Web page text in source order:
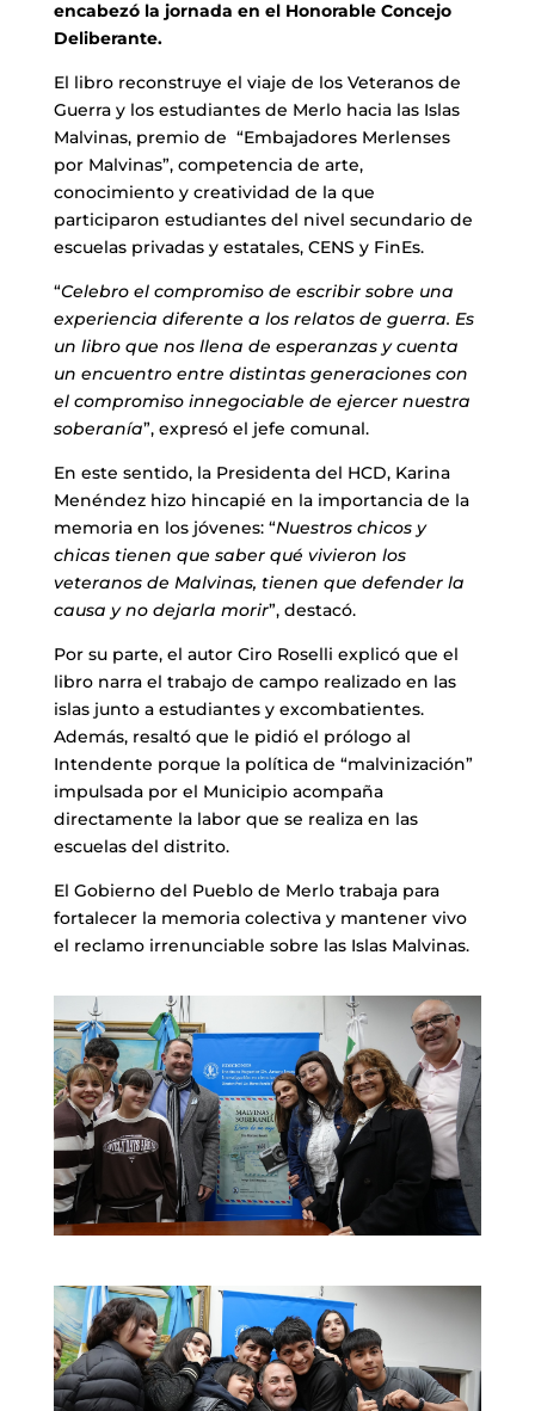
encabezó la jornada en el Honorable Concejo
Deliberante.
El libro reconstruye el viaje de los Veteranos de
Guerra y los estudiantes de Merlo hacia las Islas
Malvinas, premio de “Embajadores Merlenses
por Malvinas”, competencia de arte,
conocimiento y creatividad de la que
participaron estudiantes del nivel secundario de
escuelas privadas y estatales, CENS y FinEs.
“Celebro el compromiso de escribir sobre una
experiencia diferente a los relatos de guerra. Es
un libro que nos llena de esperanzas y cuenta
un encuentro entre distintas generaciones con
el compromiso innegociable de ejercer nuestra
soberanía”, expresó el jefe comunal.
En este sentido, la Presidenta del HCD, Karina
Menéndez hizo hincapié en la importancia de la
memoria en los jóvenes: “Nuestros chicos y
chicas tienen que saber qué vivieron los
veteranos de Malvinas, tienen que defender la
causa y no dejarla morir”, destacó.
Por su parte, el autor Ciro Roselli explicó que el
libro narra el trabajo de campo realizado en las
islas junto a estudiantes y excombatientes.
Además, resaltó que le pidió el prólogo al
Intendente porque la política de “malvinización”
impulsada por el Municipio acompaña
directamente la labor que se realiza en las
escuelas del distrito.
El Gobierno del Pueblo de Merlo trabaja para
fortalecer la memoria colectiva y mantener vivo
el reclamo irrenunciable sobre las Islas Malvinas.